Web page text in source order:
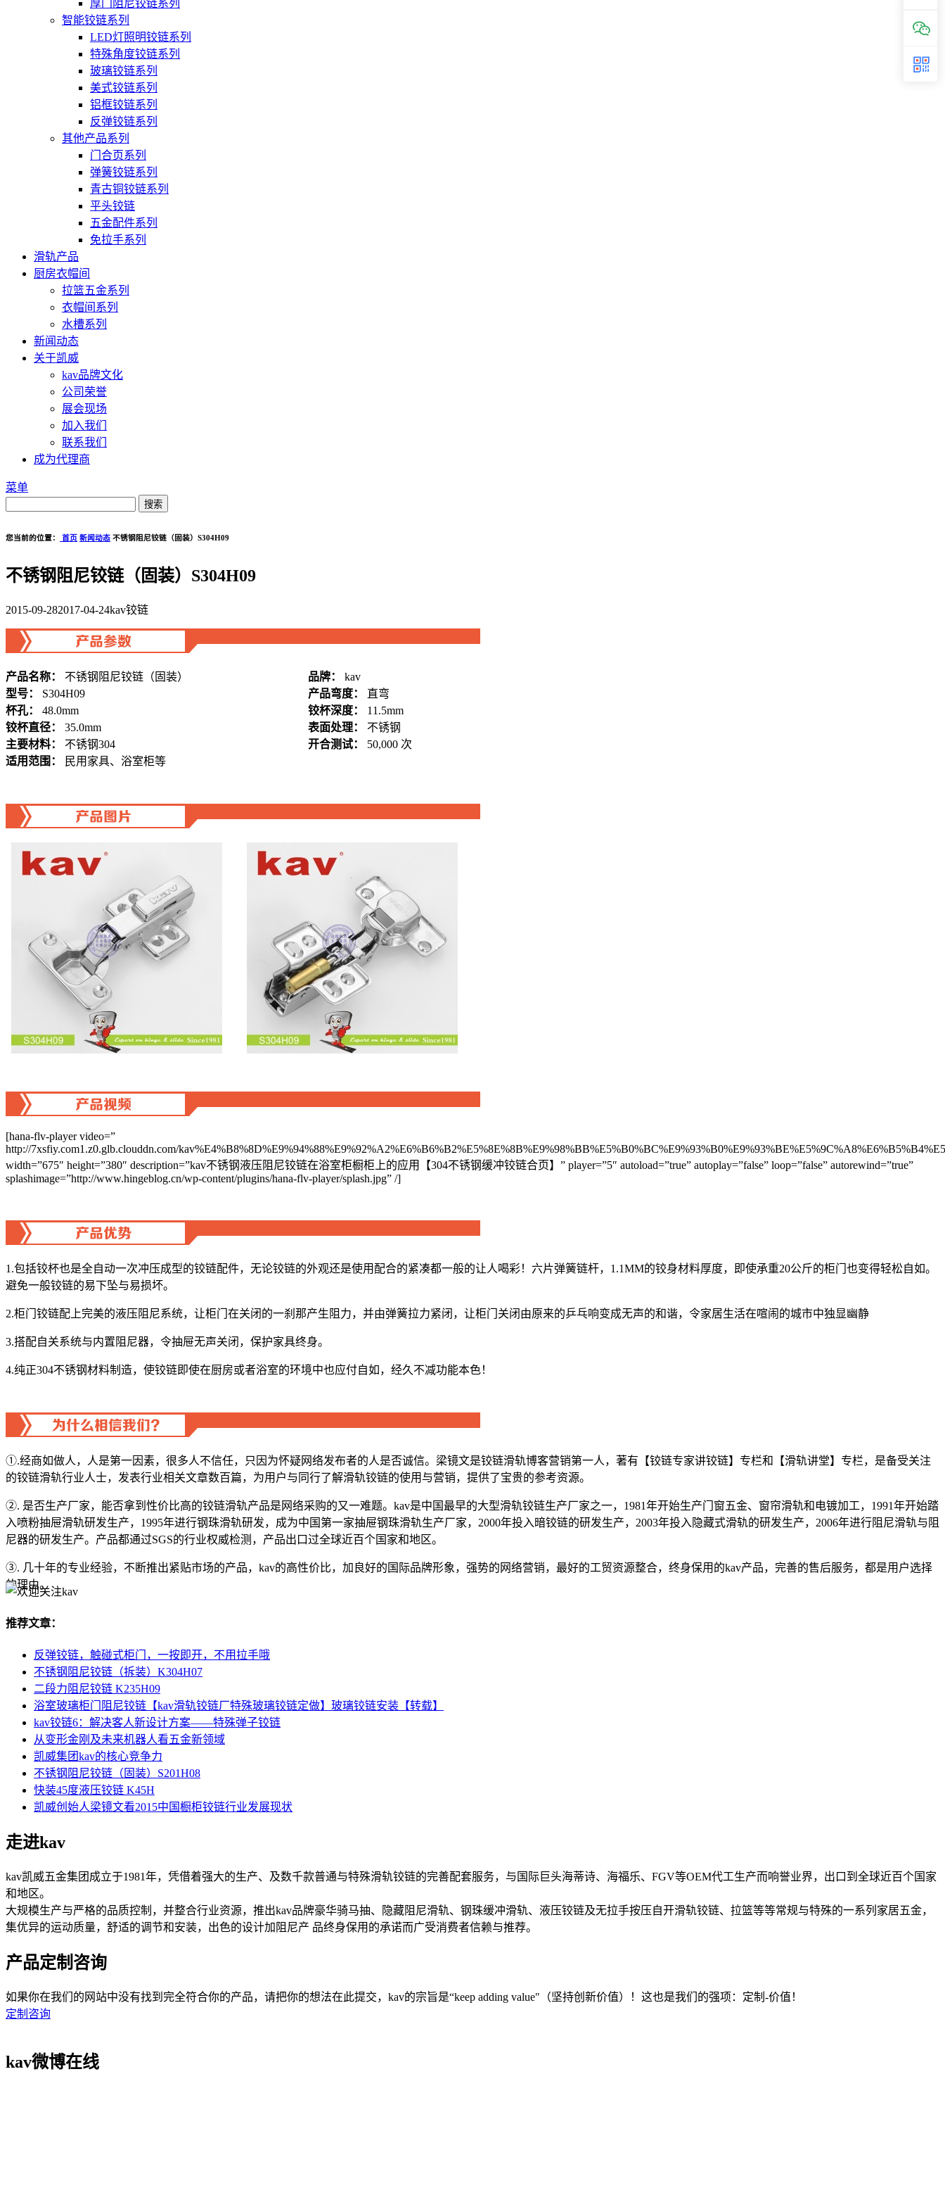
厚门阻尼铰链系列
智能铰链系列
LED灯照明铰链系列
特殊角度铰链系列
玻璃铰链系列
美式铰链系列
铝框铰链系列
反弹铰链系列
其他产品系列
门合页系列
弹簧铰链系列
青古铜铰链系列
平头铰链
五金配件系列
免拉手系列
滑轨产品
厨房衣帽间
拉篮五金系列
衣帽间系列
水槽系列
新闻动态
关于凯威
kav品牌文化
公司荣誉
展会现场
加入我们
联系我们
成为代理商
菜单
您当前的位置： 首页 新闻动态 不锈钢阻尼铰链（固装）S304H09
不锈钢阻尼铰链（固装）S304H09
2015-09-282017-04-24kav铰链
产品名称： 不锈钢阻尼铰链（固装） 品牌：
kav
型号：
S304H09 产品弯度：
直弯
杯孔：
48.0mm 铰杯深度：
11.5mm
铰杯直径：
35.0mm 表面处理：
不锈钢
主要材料：
不锈钢304 开合测试：
50,000 次
适用范围：
民用家具、浴室柜等
[hana-flv-player video=”
http://7xsfiy.com1.z0.glb.clouddn.com/
width=”675″ height=”380″ description=”kav不锈钢液压阻尼铰链在浴室柜橱柜上的应用【304不锈钢缓冲铰链合页】” player=”5″ autoload=”true” autoplay=”false” loop=”false” autorewind=”true”
splashimage=”http://www.hingeblog.cn/wp-content/plugins/hana-flv-player/splash.jpg” /]
1.包括铰杯也是全自动一次冲压成型的铰链配件，无论铰链的外观还是使用配合的紧凑都一般的让人喝彩！六片弹簧链杆，1.1MM的铰身材料厚度，即使承重20公斤的柜门也变得轻松自如。
避免一般铰链的易下坠与易损坏。
2.柜门铰链配上完美的液压阻尼系统，让柜门在关闭的一刹那产生阻力，并由弹簧拉力紧闭，让柜门关闭由原来的乒乓响变成无声的和谐，令家居生活在喧闹的城市中独显幽静
3.搭配自关系统与内置阻尼器，令抽屉无声关闭，保护家具终身。
4.纯正304不锈钢材料制造，使铰链即使在厨房或者浴室的环境中也应付自如，经久不减功能本色！
①.经商如做人，人是第一因素，很多人不信任，只因为怀疑网络发布者的人是否诚信。梁镜文是铰链滑轨博客营销第一人，著有【铰链专家讲铰链】专栏和【滑轨讲堂】专栏，是备受关注
的铰链滑轨行业人士，发表行业相关文章数百篇，为用户与同行了解滑轨铰链的使用与营销，提供了宝贵的参考资源。
②. 是否生产厂家，能否拿到性价比高的铰链滑轨产品是网络采购的又一难题。kav是中国最早的大型滑轨铰链生产厂家之一，1981年开始生产门窗五金、窗帘滑轨和电镀加工，1991年开始踏
入喷粉抽屉滑轨研发生产，1995年进行钢珠滑轨研发，成为中国第一家抽屉钢珠滑轨生产厂家，2000年投入暗铰链的研发生产，2003年投入隐藏式滑轨的研发生产，2006年进行阻尼滑轨与阻
尼器的研发生产。产品都通过SGS的行业权威检测，产品出口过全球近百个国家和地区。
③. 几十年的专业经验，不断推出紧贴市场的产品，kav的高性价比，加良好的国际品牌形象，强势的网络营销，最好的工贸资源整合，终身保用的kav产品，完善的售后服务，都是用户选择
的理由。
推荐文章：
反弹铰链，触碰式柜门，一按即开，不用拉手哦
不锈钢阻尼铰链（拆装）K304H07
二段力阻尼铰链 K235H09
浴室玻璃柜门阻尼铰链【kav滑轨铰链厂特殊玻璃铰链定做】玻璃铰链安装【转载】
kav铰链6：解决客人新设计方案——特殊弹子铰链
从变形金刚及未来机器人看五金新领域
凯威集团kav的核心竞争力
不锈钢阻尼铰链（固装）S201H08
快装45度液压铰链 K45H
凯威创始人梁镜文看2015中国橱柜铰链行业发展现状
走进kav
kav凯威五金集团成立于1981年，凭借着强大的生产、及数千款普通与特殊滑轨铰链的完善配套服务，与国际巨头海蒂诗、海福乐、FGV等OEM代工生产而响誉业界，出口到全球近百个国家
和地区。
大规模生产与严格的品质控制，并整合行业资源，推出kav品牌豪华骑马抽、隐藏阻尼滑轨、钢珠缓冲滑轨、液压铰链及无拉手按压自开滑轨铰链、拉篮等等常规与特殊的一系列家居五金，
集优异的运动质量，舒适的调节和安装，出色的设计加阻尼产 品终身保用的承诺而广受消费者信赖与推荐。
产品定制咨询
如果你在我们的网站中没有找到完全符合你的产品，请把你的想法在此提交，kav的宗旨是“keep adding value"（坚持创新价值）！这也是我们的强项：定制-价值！
定制咨询
kav微博在线